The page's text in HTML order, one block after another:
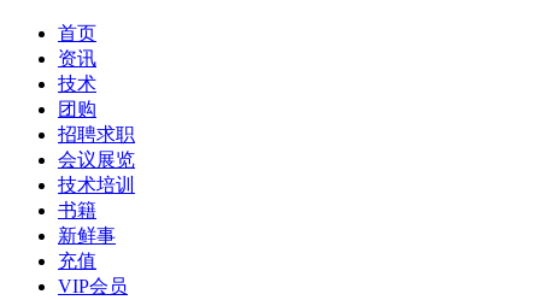
首页
资讯
技术
团购
招聘求职
会议展览
技术培训
书籍
新鲜事
充值
VIP会员